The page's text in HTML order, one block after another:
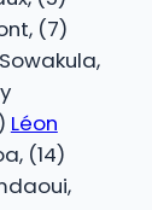
(7)
Léon
(14)